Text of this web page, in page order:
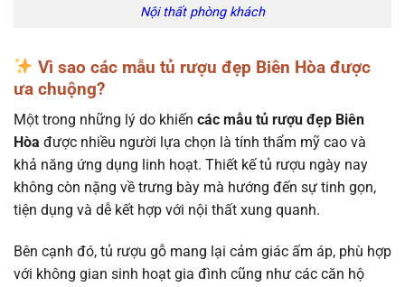
Nội thất phòng khách
Vì sao các mẫu tủ rượu đẹp Biên Hòa được
ưa chuộng?
Một trong những lý do khiến các mẫu tủ rượu đẹp Biên
Hòa được nhiều người lựa chọn là tính thẩm mỹ cao và
khả năng ứng dụng linh hoạt. Thiết kế tủ rượu ngày nay
không còn nặng về trưng bày mà hướng đến sự tinh gọn,
tiện dụng và dễ kết hợp với nội thất xung quanh.
Bên cạnh đó, tủ rượu gỗ mang lại cảm giác ấm áp, phù hợp
với không gian sinh hoạt gia đình cũng như các căn hộ